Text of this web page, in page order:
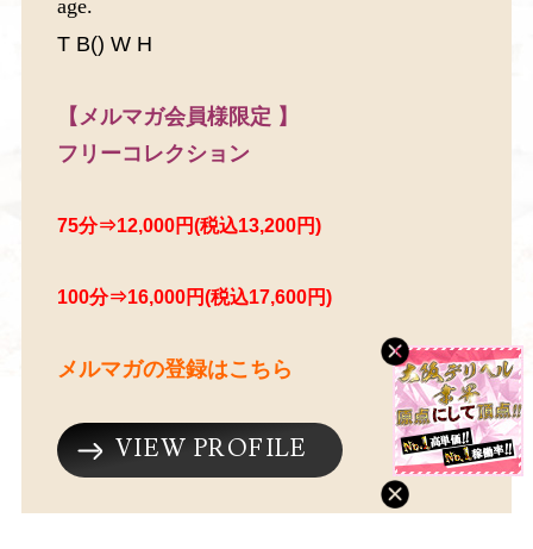
age.
T B() W H
【メルマガ会員様限定 】
フリーコレクション
75分⇒12,000円(税込13,200円)
100分⇒16,000円(税込17,600円)
メルマガの登録はこちら
06-4309-6059
★可愛くない娘、スタイル悪い娘ではお伺いしませ
VIEW PROFILE